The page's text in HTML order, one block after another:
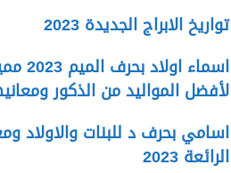
تواريخ الابراج الجديدة 2023
اسماء اولاد
لأفضل المواليد من الذكور
اسامي بحرف د للبنات والاولاد
الرائعة 2023